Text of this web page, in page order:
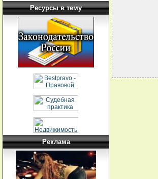
Ресурсы в тему
Реклама